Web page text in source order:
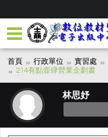
首頁 行政單位 實習處
214有點壹肆營業企劃書
林思妤